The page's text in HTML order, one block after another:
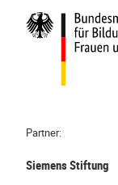
Partner:
Siemens Stiftung